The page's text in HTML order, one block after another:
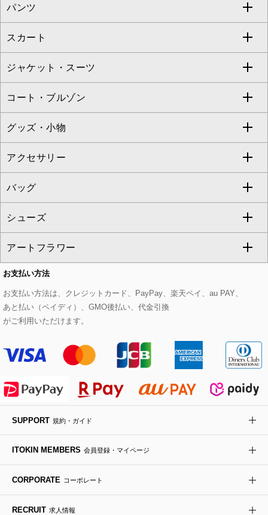
eur3
Maison de CINQ
MK MICHEL KLEIN BAG
HIROKO KOSHINO
カットソー・Tシャツ
ブラウス・シャツ
ニット・セーター
カーディガン
アンサンブルセット
ベスト・ジレ
パーカー
タンクトップ・キャミソール
スウェット・ジャージー
その他のトップス
すべてのワンピース・ドレス
ワンピース
ドレス
チュニック
ジャンパースカート
その他のワンピース・ドレス
パンツ
すべてのパンツ
フルレングスパンツ
クロップド・半端丈パンツ
ガウチョ・ワイドパンツ
ハーフ・ショート丈パンツ
サロペット・オールインワン
その他のパンツ
スカート
すべてのスカート
ロング・マキシ丈スカート
ひざ丈スカート
ミモレ丈スカート
ショート・ミニ丈スカート
その他のスカート
ジャケット・スーツ
すべてのジャケット・スーツ
テーラードジャケット
ノーカラージャケット
セットアップ
セットアップジャケット
セットアップパンツ
セットアップスカート
セットアップワンピース
コート・ブルゾン
すべてのコート・ブルゾン
トレンチコート
ピーコート
ダッフルコート
チェスターコート
モッズコート
ステンカラーコート
ライダースジャケット
デニムジャケット
ダウンジャケット・コート
グッズ・小物
すべてのグッズ・小物
マスク
ストール・マフラー・スヌード
ベルト・サスペンダー
帽子
ヘアアクセサリー
ハンカチ・バンダナ
手袋
チャーム・ストラップ
アクセサリー
すべてのアクセサリー
ネックレス
ピアス・イヤリング
ブレスレット・バングル
ブローチ・コサージュ
バッグ
すべてのバッグ
トートバッグ
ショルダーバッグ
ボストンバッグ
バックパック・リュック
ボディバッグ・メッセンジャーバッグ
トラベルバッグ
シューズ
すべてのシューズ
パンプス
スニーカー
フラットシューズ
ローファー
ドレスシューズ
アートフラワー
すべてのアートフラワー
ローズ
カサブランカ・カラー
ラナンキュラス
ポプリアレンジ＆フレグランス
お支払い方法
お支払い方法は、クレジットカード、PayPay、楽天ペイ、au PAY、
あと払い（ペイディ）、GMO後払い、代金引換
がご利用いただけます。
SUPPORT 規約・ガイド
ITOKIN MEMBERS 会員登録・マイページ
CORPORATE コーポレート
RECRUIT 求人情報